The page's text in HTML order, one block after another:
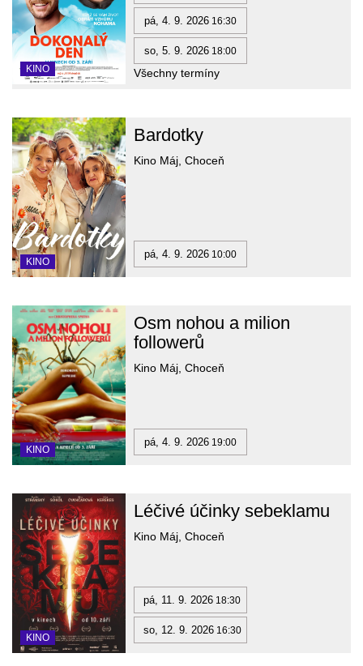
KINO
pá, 4. 9. 2026 16:30
so, 5. 9. 2026 18:00
Všechny termíny
KINO
Bardotky
Kino Máj, Choceň
pá, 4. 9. 2026 10:00
KINO
Osm nohou a milion
followerů
Kino Máj, Choceň
pá, 4. 9. 2026 19:00
KINO
Léčivé účinky sebeklamu
Kino Máj, Choceň
pá, 11. 9. 2026 18:30
so, 12. 9. 2026 16:30